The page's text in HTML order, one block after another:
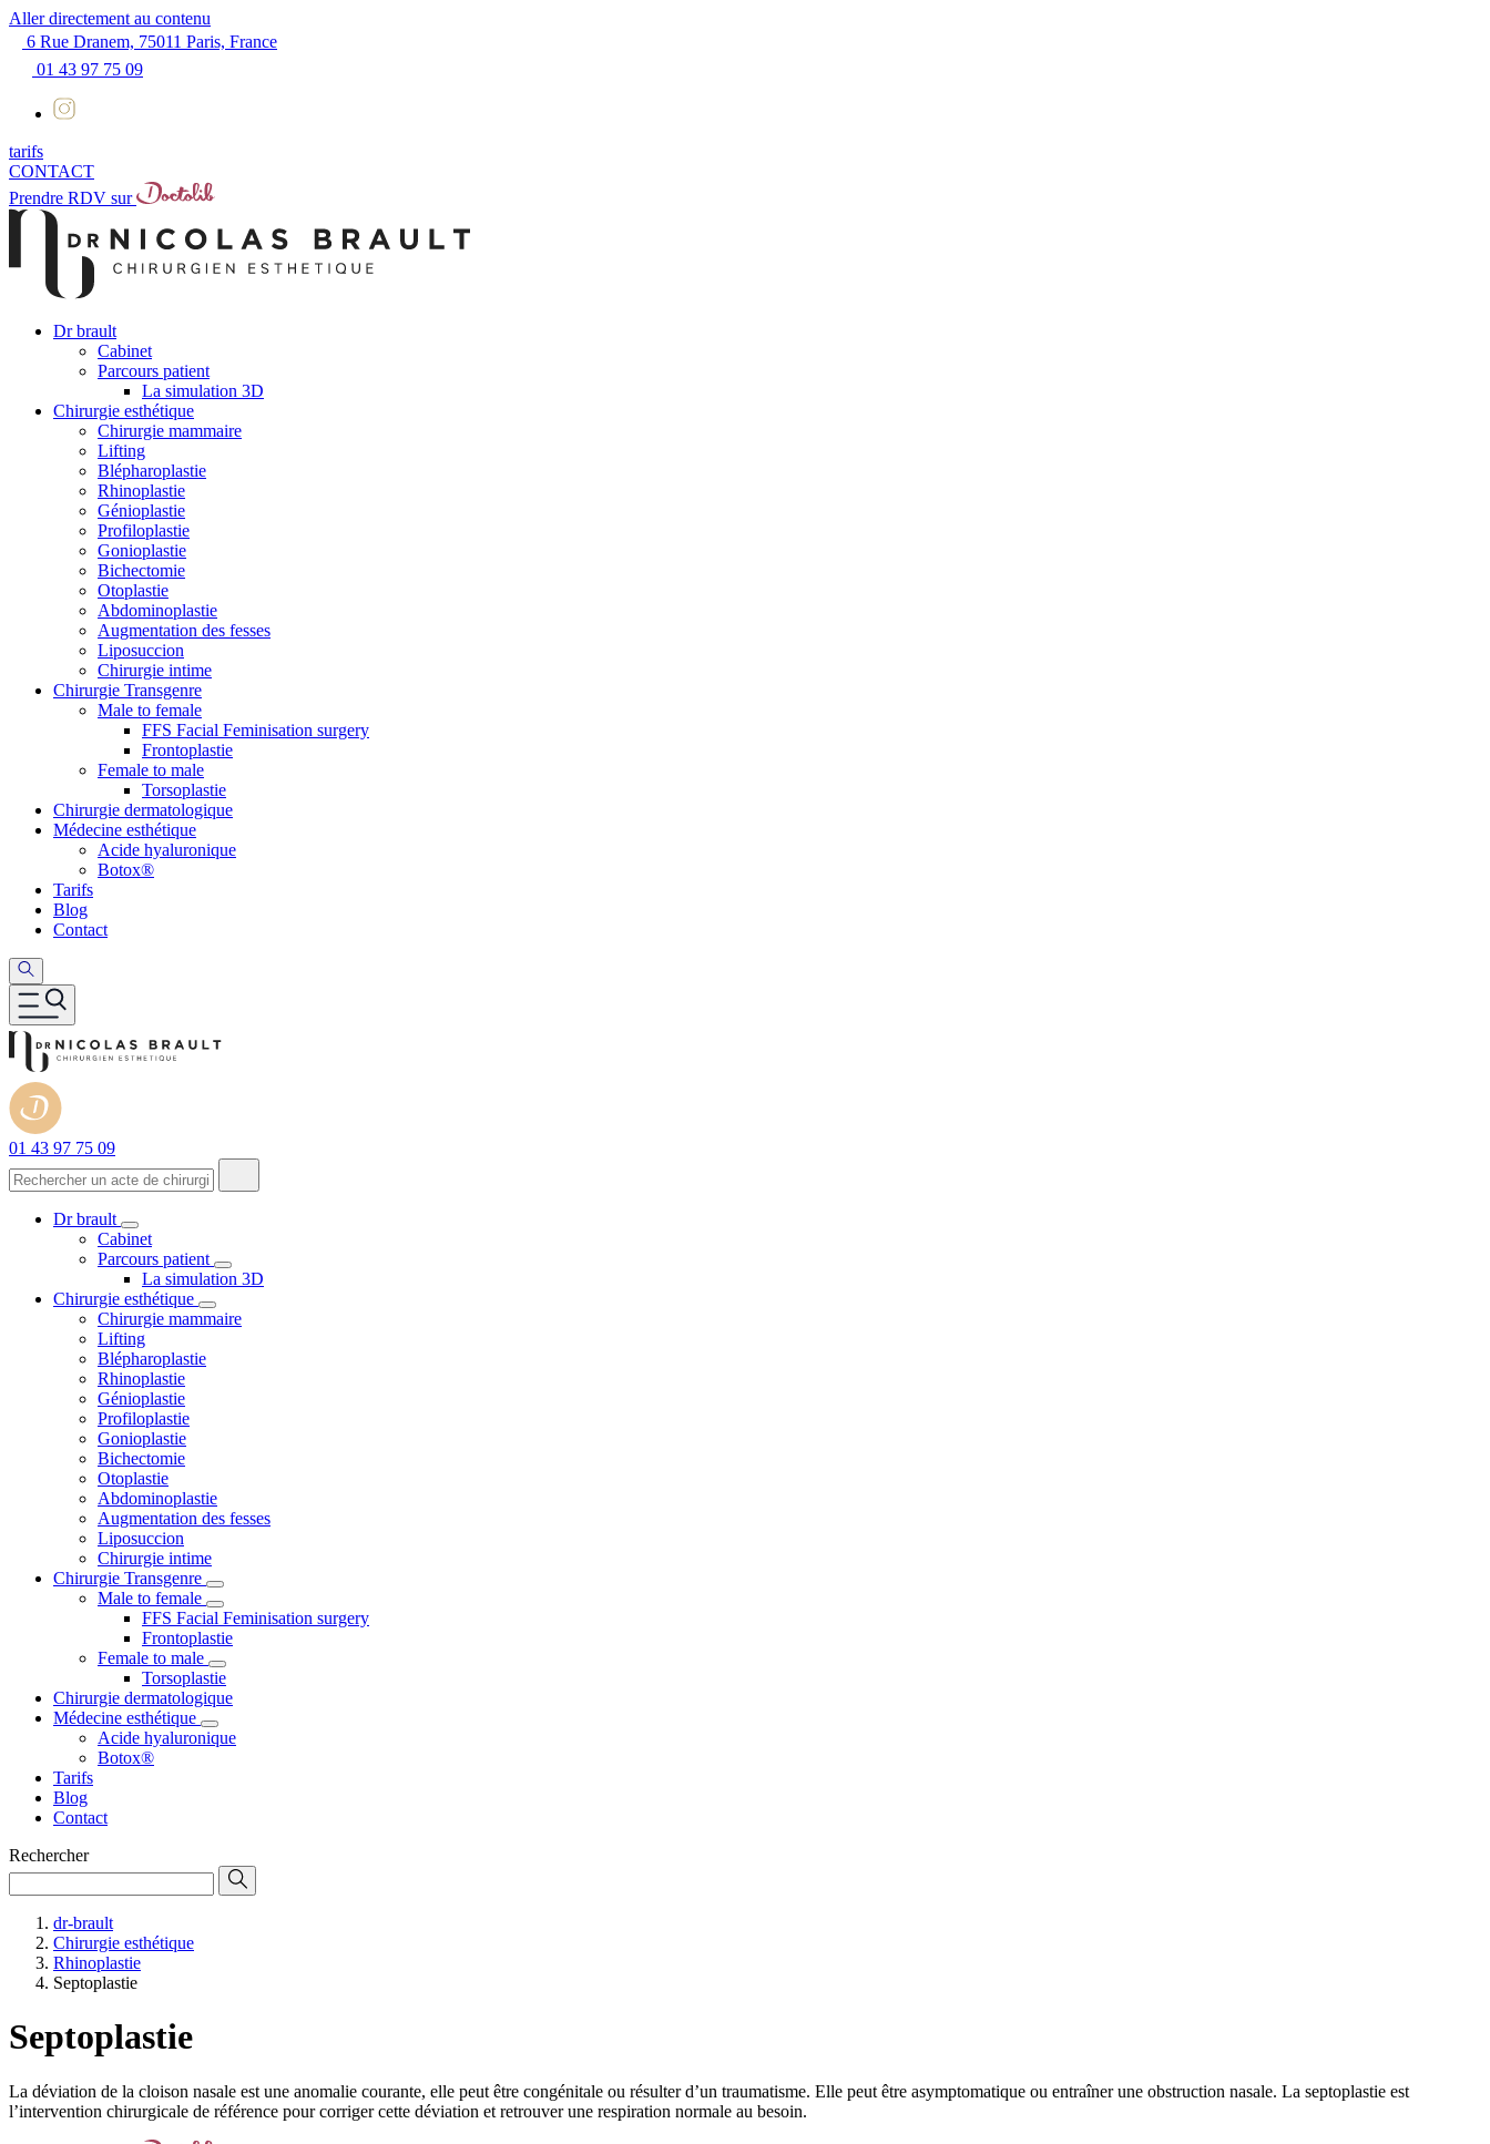
Aller directement au contenu
6 Rue Dranem, 75011 Paris, France
01 43 97 75 09
tarifs
CONTACT
Prendre RDV sur
Dr brault
Cabinet
Parcours patient
La simulation 3D
Chirurgie esthétique
Chirurgie mammaire
Lifting
Blépharoplastie
Rhinoplastie
Génioplastie
Profiloplastie
Gonioplastie
Bichectomie
Otoplastie
Abdominoplastie
Augmentation des fesses
Liposuccion
Chirurgie intime
Chirurgie Transgenre
Male to female
FFS Facial Feminisation surgery
Frontoplastie
Female to male
Torsoplastie
Chirurgie dermatologique
Médecine esthétique
Acide hyaluronique
Botox®
Tarifs
Blog
Contact
01 43 97 75 09
Dr brault
Cabinet
Parcours patient
La simulation 3D
Chirurgie esthétique
Chirurgie mammaire
Lifting
Blépharoplastie
Rhinoplastie
Génioplastie
Profiloplastie
Gonioplastie
Bichectomie
Otoplastie
Abdominoplastie
Augmentation des fesses
Liposuccion
Chirurgie intime
Chirurgie Transgenre
Male to female
FFS Facial Feminisation surgery
Frontoplastie
Female to male
Torsoplastie
Chirurgie dermatologique
Médecine esthétique
Acide hyaluronique
Botox®
Tarifs
Blog
Contact
Rechercher
dr-brault
Chirurgie esthétique
Rhinoplastie
Septoplastie
Septoplastie
La déviation de la cloison nasale est une anomalie courante, elle peut être congénitale ou résulter d’un traumatisme. Elle peut être asymptomatique ou entraîner une obstruction nasale. La septoplastie est
l’intervention chirurgicale de référence pour corriger cette déviation et retrouver une respiration normale au besoin.